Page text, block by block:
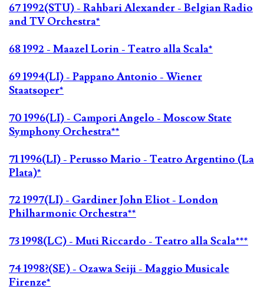
67 1992(STU) - Rahbari Alexander - Belgian Radio
and TV Orchestra*
68 1992 - Maazel Lorin - Teatro alla Scala*
69 1994(LI) - Pappano Antonio - Wiener
Staatsoper*
70 1996(LI) - Campori Angelo - Moscow State
Symphony Orchestra**
71 1996(LI) - Perusso Mario - Teatro Argentino (La
Plata)*
72 1997(LI) - Gardiner John Eliot - London
Philharmonic Orchestra**
73 1998(LC) - Muti Riccardo - Teatro alla Scala***
74 1998?(SE) - Ozawa Seiji - Maggio Musicale
Firenze*